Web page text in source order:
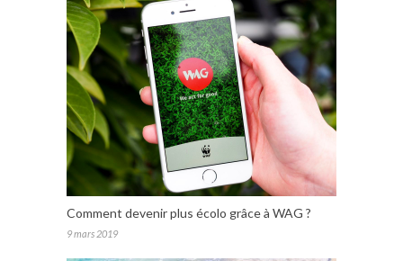
Comment devenir plus écolo grâce à WAG ?
9 mars 2019